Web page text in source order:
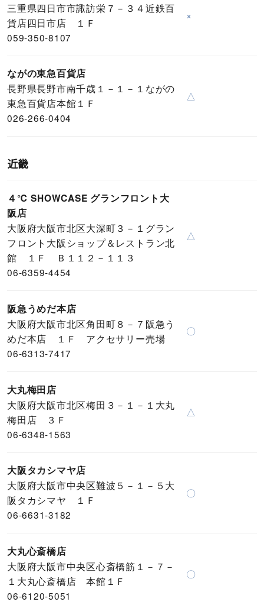
三重県四日市市諏訪栄７－３４近鉄百
貨店四日市店 １Ｆ
059-350-8107
×
ながの東急百貨店
長野県長野市南千歳１－１－１ながの
東急百貨店本館１Ｆ
026-266-0404
△
近畿
４℃ SHOWCASE グランフロント大
阪店
大阪府大阪市北区大深町３－１グラン
フロント大阪ショップ＆レストラン北
館 １Ｆ Ｂ１１２－１１３
06-6359-4454
△
阪急うめだ本店
大阪府大阪市北区角田町８－７阪急う
めだ本店 １Ｆ アクセサリー売場
06-6313-7417
〇
大丸梅田店
大阪府大阪市北区梅田３－１－１大丸
梅田店 ３Ｆ
06-6348-1563
△
大阪タカシマヤ店
大阪府大阪市中央区難波５－１－５大
阪タカシマヤ １Ｆ
06-6631-3182
〇
大丸心斎橋店
大阪府大阪市中央区心斎橋筋１－７－
１大丸心斎橋店 本館１Ｆ
06-6120-5051
〇